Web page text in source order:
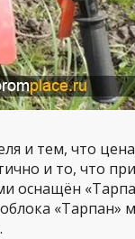
и тем, что цена
и то, что
оснащён
«Тарпан»